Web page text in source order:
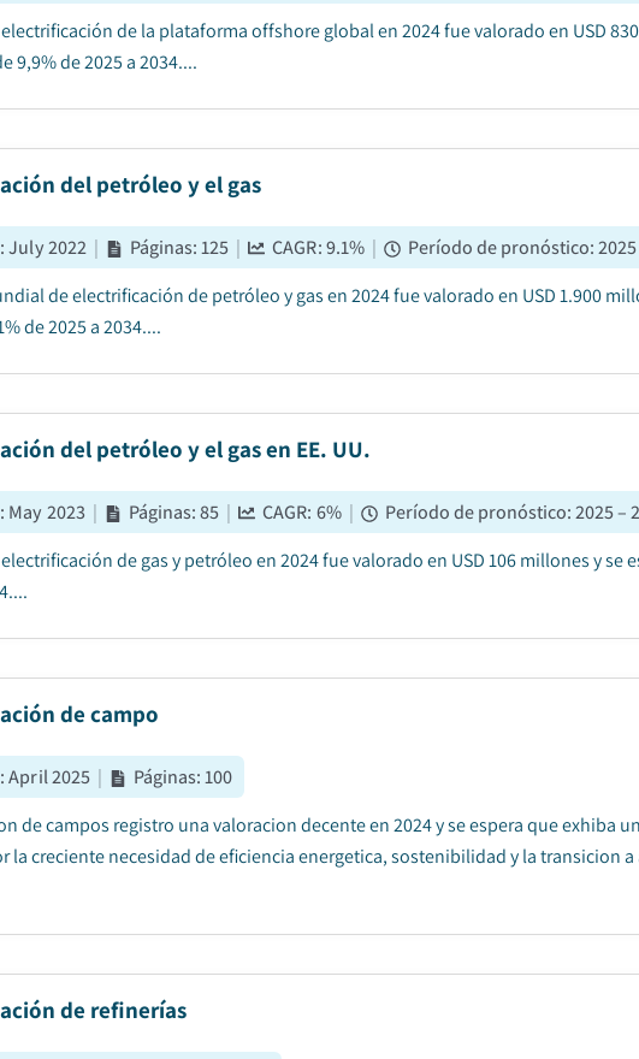
de la plataforma offshore global en 2024 fue valorado en USD
9,9% de 2025 a 2034....
del petróleo y el gas
:July 2022 | Páginas:125 | CAGR:9.1% | Período de pronóstico:
de electrificación de petróleo y gas en 2024 fue valorado en USD 1.900
de 2025 a 2034....
del petróleo y el gas en EE. UU.
: May 2023 | Páginas:85 | CAGR: 6% | Período de pronóstico:2025 –
de gas y petróleo en 2024 fue valorado en USD 106 millones y se
de campo
:April 2025 | Páginas:100
de campos registro una valoracion decente en 2024 y se espera que exhiba
la creciente necesidad de eficiencia energetica, sostenibilidad y la transicion
de refinerías